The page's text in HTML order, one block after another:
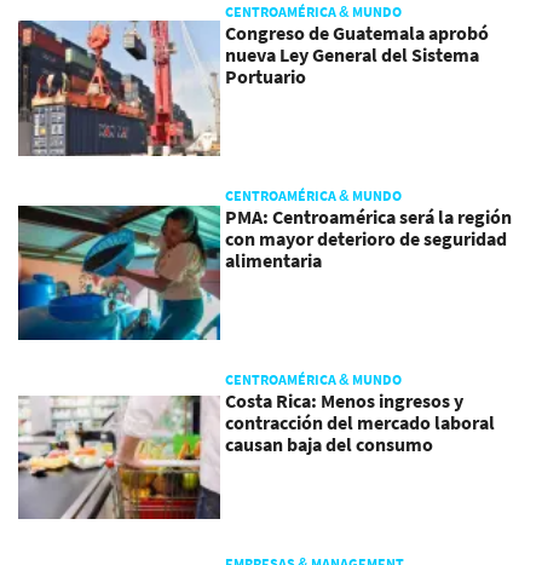
CENTROAMÉRICA & MUNDO
Congreso de Guatemala aprobó
nueva Ley General del Sistema
Portuario
CENTROAMÉRICA & MUNDO
PMA: Centroamérica será la región
con mayor deterioro de seguridad
alimentaria
CENTROAMÉRICA & MUNDO
Costa Rica: Menos ingresos y
contracción del mercado laboral
causan baja del consumo